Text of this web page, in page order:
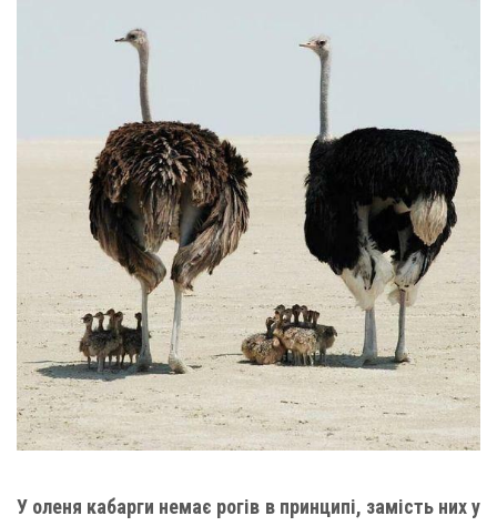
У оленя кабарги немає рогів в принципі, замість них у